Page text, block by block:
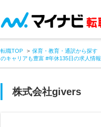
転職TOP 保育・教育・通訳から探す
のキャリアも豊富 #年休135日の求人情報
株式会社givers